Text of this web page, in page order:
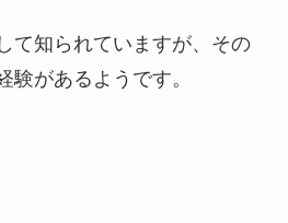
て知られていますが、その
験があるようです。